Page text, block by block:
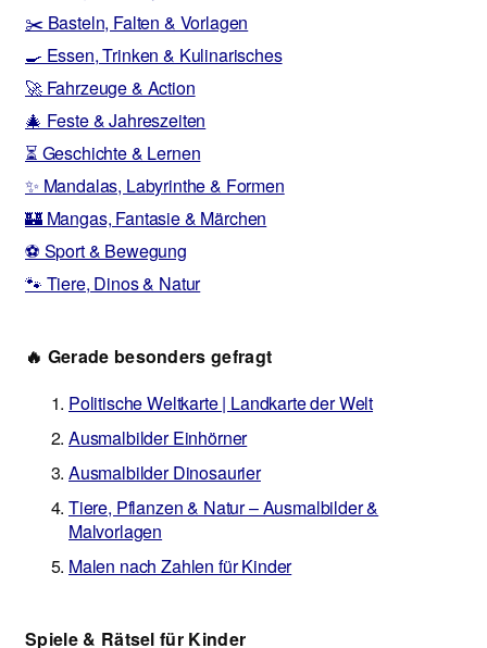
✂️ Basteln, Falten & Vorlagen
🍳 Essen, Trinken & Kulinarisches
🚀 Fahrzeuge & Action
🎄 Feste & Jahreszeiten
⏳ Geschichte & Lernen
✨ Mandalas, Labyrinthe & Formen
🏰 Mangas, Fantasie & Märchen
⚽ Sport & Bewegung
🐾 Tiere, Dinos & Natur
🔥 Gerade besonders gefragt
Politische Weltkarte | Landkarte der Welt
Ausmalbilder Einhörner
Ausmalbilder Dinosaurier
Tiere, Pflanzen & Natur – Ausmalbilder &
Malvorlagen
Malen nach Zahlen für Kinder
Spiele & Rätsel für Kinder